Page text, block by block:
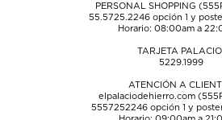
PERSONAL SHOPPING
55.5725.2246opción 1 y
Horario: 08:00am a
TARJETA
5229.1999
ATENCIÓN A
elpalaciodehierro.com
5557252246opción 1 y